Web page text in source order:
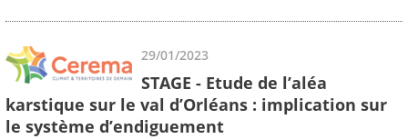
29/01/2023
STAGE - Etude de l’aléa
karstique sur le val d’Orléans : implication sur
le système d’endiguement